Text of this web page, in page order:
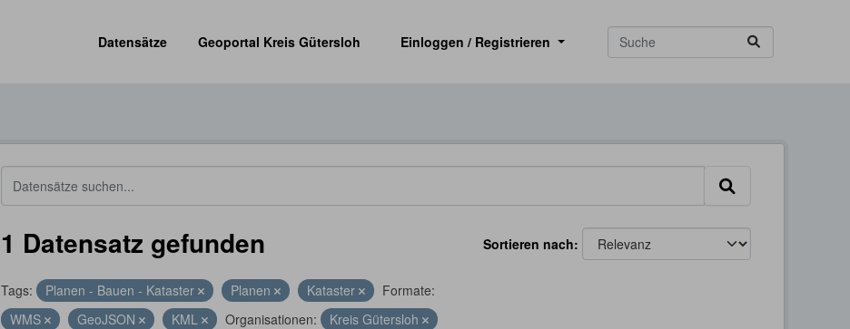
Datensätze
Geoportal Kreis Gütersloh Einloggen / Registrieren
Sortieren nach
1 Datensatz gefunden
Tags: Planen - Bauen - Kataster Planen Kataster
Formate:
WMS
GeoJSON KML Organisationen: Kreis Gütersloh